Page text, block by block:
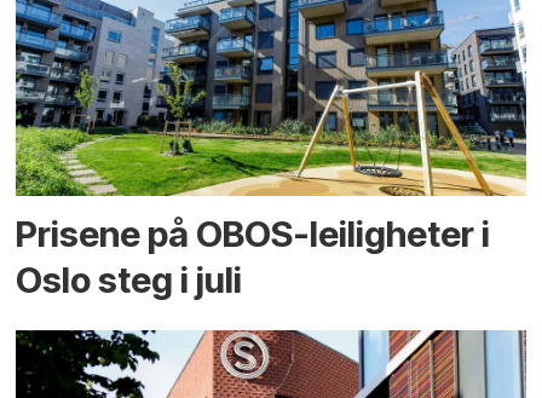
Prisene på OBOS-leiligheter i
Oslo steg i juli